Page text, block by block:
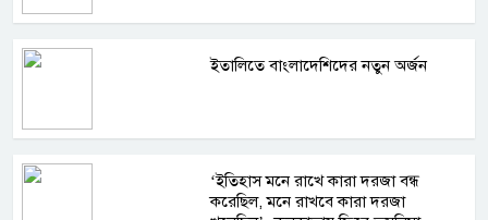
ইতালিতে বাংলাদেশিদের নতুন অর্জন
‘ইতিহাস মনে রাখে কারা দরজা বন্ধ
করেছিল, মনে রাখবে কারা দরজা